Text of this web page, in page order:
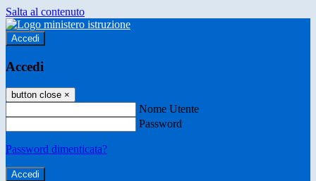
Salta al contenuto
Accedi
Accedi
button close ×
Nome Utente
Password
Password dimenticata?